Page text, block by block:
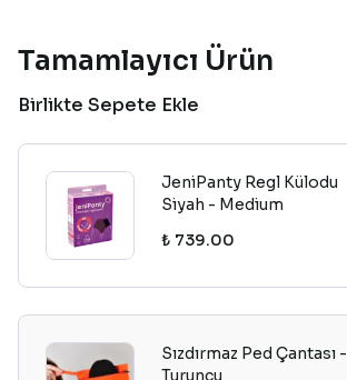
Tamamlayıcı Ürün
Birlikte Sepete Ekle
JeniPanty Regl Külodu
Siyah - Medium
₺ 739.00
Sızdırmaz Ped Çantası -
Turuncu